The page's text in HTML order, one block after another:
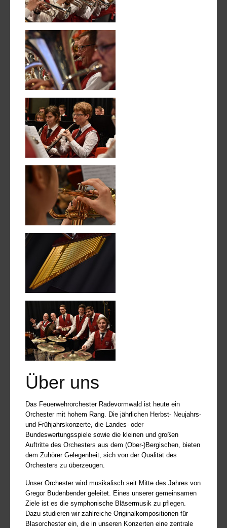
Über uns
Das Feuerwehrorchester Radevormwald ist heute ein
Orchester mit hohem Rang. Die jährlichen Herbst- Neujahrs-
und Frühjahrskonzerte, die Landes- oder
Bundeswertungsspiele sowie die kleinen und großen
Auftritte des Orchesters aus dem (Ober-)Bergischen, bieten
dem Zuhörer Gelegenheit, sich von der Qualität des
Orchesters zu überzeugen.
Unser Orchester wird musikalisch seit Mitte des Jahres von
Gregor Büdenbender geleitet. Eines unserer gemeinsamen
Ziele ist es die symphonische Bläsermusik zu pflegen.
Dazu studieren wir zahlreiche Originalkompositionen für
Blasorchester ein, die in unseren Konzerten eine zentrale